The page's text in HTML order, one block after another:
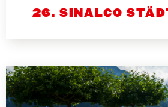
26. SINALCO